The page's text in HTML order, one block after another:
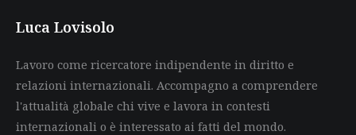
Luca Lovisolo
Lavoro come ricercatore indipendente in diritto e
relazioni internazionali. Accompagno a comprendere
l'attualità globale chi vive e lavora in contesti
internazionali o è interessato ai fatti del mondo.